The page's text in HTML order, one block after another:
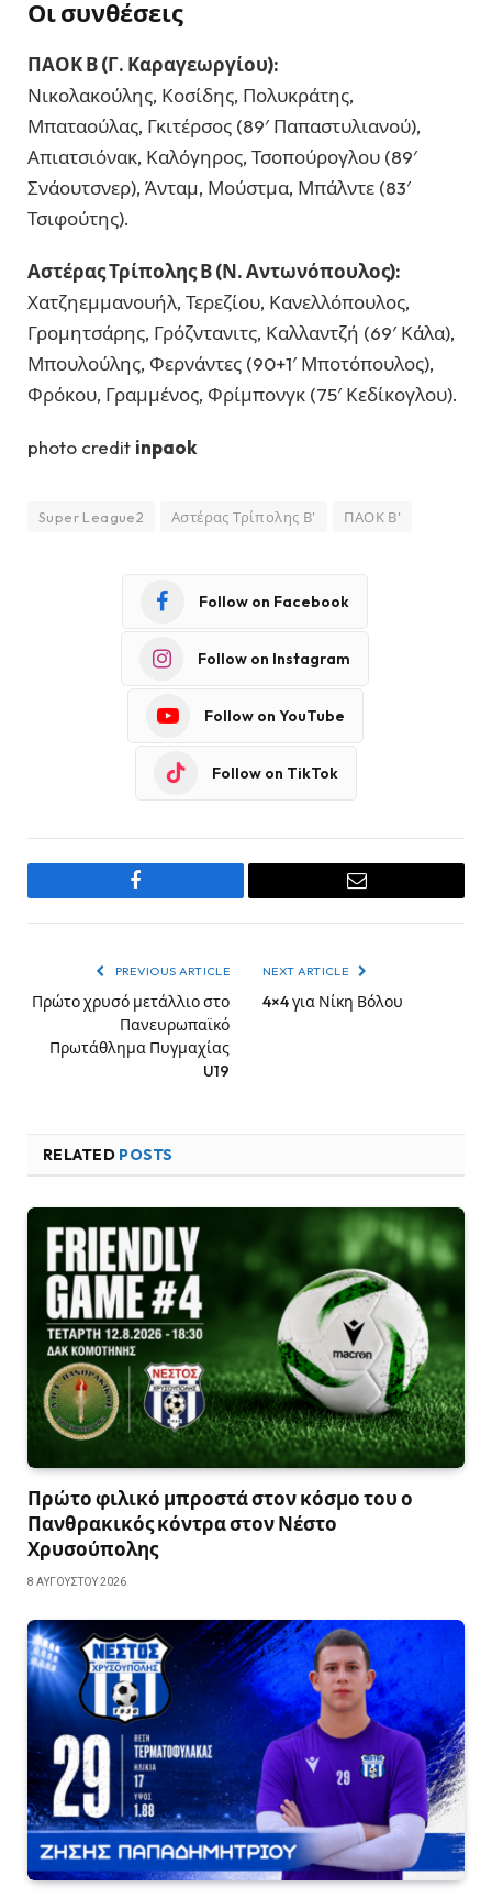
Οι συνθέσεις
ΠΑΟΚ Β (Γ. Καραγεωργίου):
Νικολακούλης, Κοσίδης, Πολυκράτης,
Μπαταούλας, Γκιτέρσος (89′ Παπαστυλιανού),
Απιατσιόνακ, Καλόγηρος, Τσοπούρογλου (89′
Σνάουτσνερ), Άνταμ, Μούστμα, Μπάλντε (83′
Τσιφούτης).
Αστέρας Τρίπολης Β (Ν. Αντωνόπουλος):
Χατζηεμμανουήλ, Τερεζίου, Κανελλόπουλος,
Γρομητσάρης, Γρόζντανιτς, Καλλαντζή (69′ Κάλα),
Μπουλούλης, Φερνάντες (90+1′ Μποτόπουλος),
Φρόκου, Γραμμένος, Φρίμπονγκ (75′ Κεδίκογλου).
photo credit inpaok
Super League2 Αστέρας Τρίπολης Β' ΠΑΟΚ Β'
Follow on Facebook
Follow on Instagram
Follow on YouTube
Follow on TikTok
Facebook Email
PREVIOUS ARTICLE
Πρώτο χρυσό μετάλλιο στο
Πανευρωπαϊκό
Πρωτάθλημα Πυγμαχίας
U19
NEXT ARTICLE
4×4 για Νίκη Βόλου
RELATED POSTS
Πρώτο φιλικό μπροστά στον κόσμο του ο
Πανθρακικός κόντρα στον Νέστο
Χρυσούπολης
8 ΑΥΓΟΎΣΤΟΥ 2026